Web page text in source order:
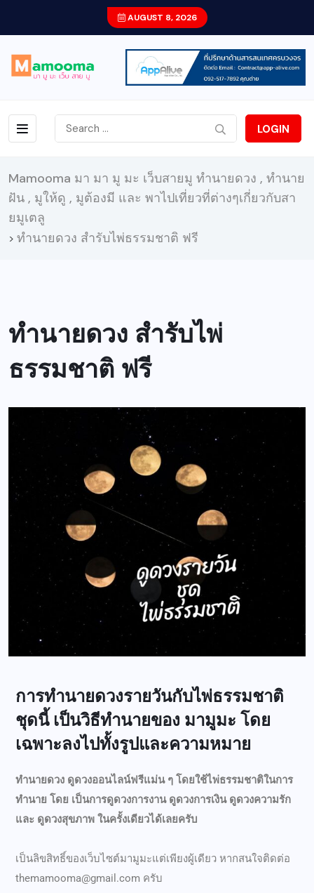
AUGUST 8, 2026
LOGIN
Mamooma มา มา มู มะ เว็บสายมู ทำนายดวง , ทำนาย
ฝัน , มูให้ดู , มูต้องมี และ พาไปเที่ยวที่ต่างๆเกี่ยวกับสา
ยมูเตลู
> ทำนายดวง สำรับไพ่ธรรมชาติ ฟรี
ทำนายดวง สำรับไพ่
ธรรมชาติ ฟรี
การทำนายดวงรายวันกับไพ่ธรรมชาติ
ชุดนี้ เป็นวิธีทำนายของ มามูมะ โดย
เฉพาะลงไปทั้งรูปและความหมาย
ทำนายดวง ดูดวงออนไลน์ฟรีแม่น ๆ โดยใช้ไพ่ธรรมชาติในการ
ทำนาย โดย เป็นการดูดวงการงาน ดูดวงการเงิน ดูดวงความรัก
และ ดูดวงสุขภาพ ในครั้งเดียวได้เลยครับ
เป็นลิขสิทธิ์ของเว็บไซต์มามูมะแต่เพียงผู้เดียว หากสนใจติดต่อ
themamooma@gmail.com ครับ